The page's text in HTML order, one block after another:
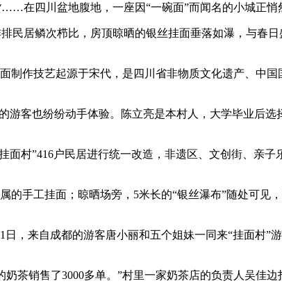
在四川盆地腹地，一座因“一碗面”而闻名的小城正悄
居鳞次栉比，房顶晾晒的银丝挂面垂落如瀑，与春
作技艺起源于宋代，是四川省非物质文化遗产、中
客也纷纷动手体验。陈立亮是本村人，大学毕业后
村”416户民居进行统一改造，非遗区、文创街、亲
手工挂面；晾晒场旁，5米长的“银丝瀑布”随处可见
，来自成都的游客唐小丽和五个姐妹一同来“挂面村”
茶销售了3000多单。”村里一家奶茶店的负责人吴佳边